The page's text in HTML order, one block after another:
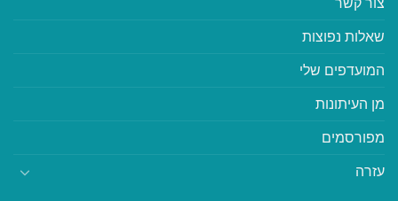
שאלות נפוצות
המועדפים שלי
מן העיתונות
מפורסמים
עזרה